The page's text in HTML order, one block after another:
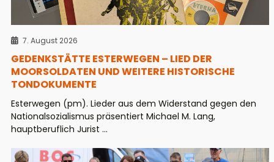
7. August 2026
GEDENKSTÄTTE ESTERWEGEN – LIED DER
MOORSOLDATEN UND WEITERE HISTORISCHE
TONDOKUMENTE
Esterwegen (pm). Lieder aus dem Widerstand gegen den
Nationalsozialismus präsentiert Michael M. Lang,
hauptberuflich Jurist ...